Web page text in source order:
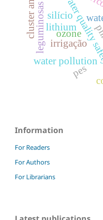
water
water pollution
irrigação
pes
leguminosas silício
ozone
lithium
Information
For Readers
For Authors
For Librarians